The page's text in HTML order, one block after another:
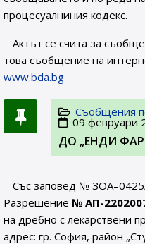
процесуалниния кодекс.
Актът се счита за
това съобщение на
www.bda.bg
Съобщения
09 февруари
ДО „ЕНДИ
Със заповед №
Разрешение № АП-
на дребно с лекарствени
адрес: гр. София, район